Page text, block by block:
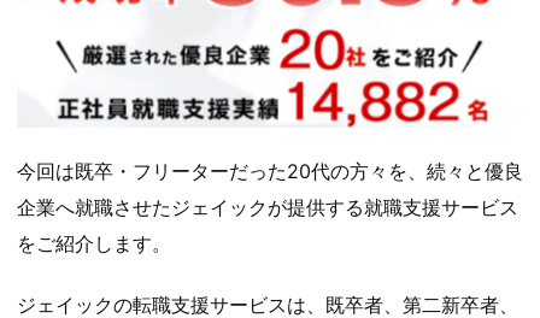
今回は既卒・フリーターだった20代の方々を、続々と優良
企業へ就職させたジェイックが提供する就職支援サービス
をご紹介します。
ジェイックの転職支援サービスは、既卒者、第二新卒者、